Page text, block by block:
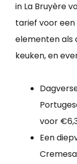
in La Bruyère
tarief voor
elementen als
keuken, en
voor
Een